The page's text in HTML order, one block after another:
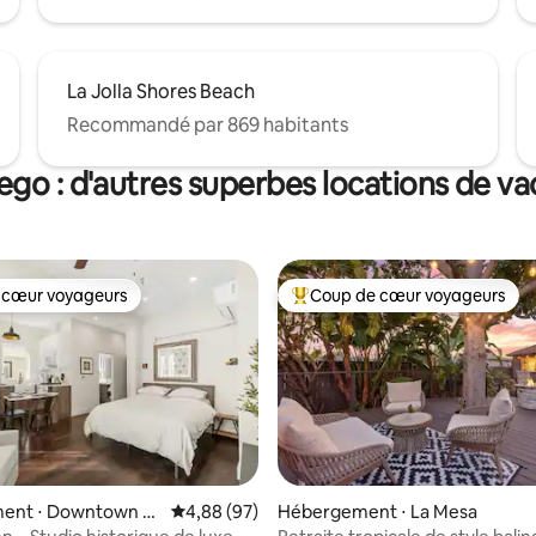
La Jolla Shores Beach
Recommandé par 869 habitants
: d'autres superbes locations de
cœur voyageurs
voyageurs
⋅ Downtown Sa
Évaluation moyenne sur la base de 97
4,88 (97)
Coups de cœur voyageurs les
Coup de cœur voyageurs
Hébergement ⋅ La Mesa